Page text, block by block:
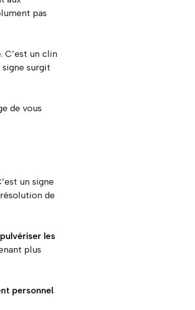
pas
. C’est un clin
surgit
de vous
un signe
de
pulvériser les
plus
personnel.